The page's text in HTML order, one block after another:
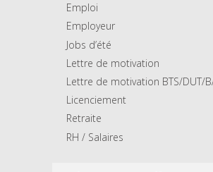
Emploi
Employeur
Jobs d’été
Lettre de motivation
Lettre de motivation BTS/DUT/
Licenciement
Retraite
RH / Salaires